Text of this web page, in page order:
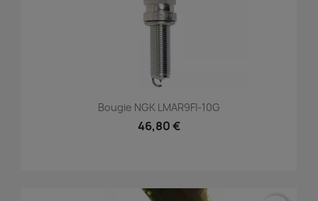
Bougie NGK LMAR9FI-10G
46,80 €